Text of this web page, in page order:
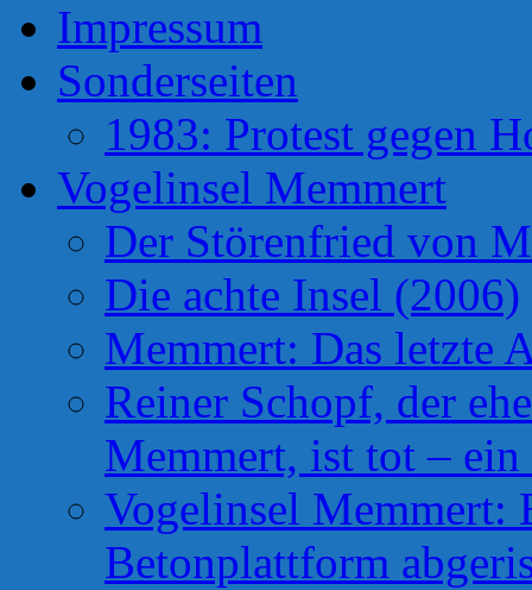
Impressum
Sonderseiten
1983: Protest gegen
Vogelinsel Memmert
Der Störenfried von
Die achte Insel (2006)
Memmert: Das letzte
Reiner Schopf, der
Memmert, ist tot –
Vogelinsel Memmert:
Betonplattform